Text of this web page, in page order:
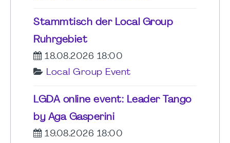
Stammtisch der Local Group
Ruhrgebiet
18.08.2026 18:00
Local Group Event
LGDA online event: Leader Tango
by Aga Gasperini
19.08.2026 18:00